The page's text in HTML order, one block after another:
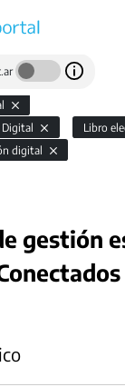
Digital
Libro
digital
gestión